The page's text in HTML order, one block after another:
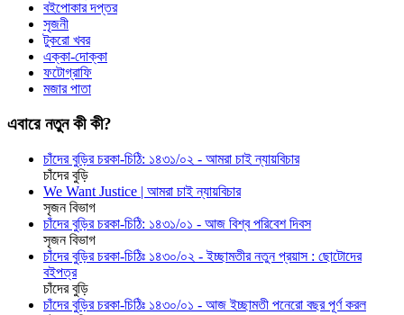
বইপোকার দপ্তর
সৃজনী
টুকরো খবর
এক্কা-দোক্কা
ফটোগ্রাফি
মজার পাতা
এবারে নতুন কী কী?
চাঁদের বুড়ির চরকা-চিঠি: ১৪৩১/০২ - আমরা চাই ন্যায়বিচার
চাঁদের বুড়ি
We Want Justice | আমরা চাই ন্যায়বিচার
সৃজন বিভাগ
চাঁদের বুড়ির চরকা-চিঠি: ১৪৩১/০১ - আজ বিশ্ব পরিবেশ দিবস
সৃজন বিভাগ
চাঁদের বুড়ির চরকা-চিঠিঃ ১৪৩০/০২ - ইচ্ছামতীর নতুন প্রয়াস : ছোটোদের
বইপত্র
চাঁদের বুড়ি
চাঁদের বুড়ির চরকা-চিঠিঃ ১৪৩০/০১ - আজ ইচ্ছামতী পনেরো বছর পূর্ণ করল